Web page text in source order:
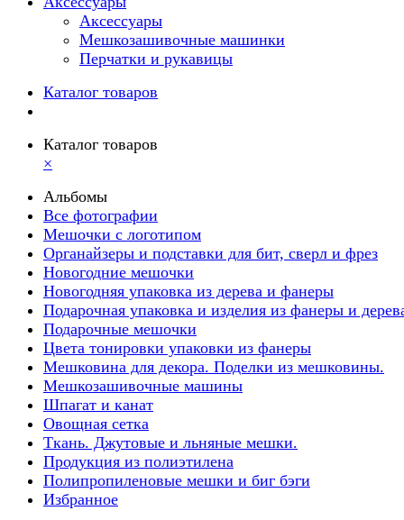
Аксессуары
Мешкозашивочные машинки
Перчатки и рукавицы
Каталог товаров
Каталог товаров
×
Альбомы
Все фотографии
Мешочки с логотипом
Органайзеры и подставки для бит, сверл и фрез
Новогодние мешочки
Новогодняя упаковка из дерева и фанеры
Подарочная упаковка и изделия из фанеры и
Подарочные мешочки
Цвета тонировки упаковки из фанеры
Мешковина для декора. Поделки из мешковины.
Мешкозашивочные машины
Шпагат и канат
Овощная сетка
Ткань. Джутовые и льняные мешки.
Продукция из полиэтилена
Полипропиленовые мешки и биг бэги
Избранное